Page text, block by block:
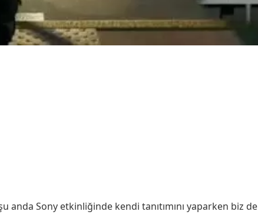
anda Sony etkinliğinde kendi tanıtımını yaparken biz de